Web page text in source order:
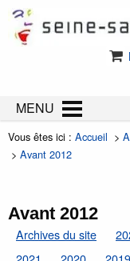
MENU
Vous êtes ici : Accueil >
> Avant 2012
Avant 2012
Archives du site